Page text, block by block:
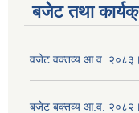
बजेट तथा
वजेट वक्तव्य आ.व.
बजेट बक्तव्य आ.व.